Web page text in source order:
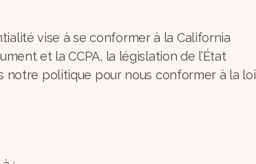
vise à se conformer à la California
et la CCPA, la législation de l’État
notre politique pour nous conformer à la loi